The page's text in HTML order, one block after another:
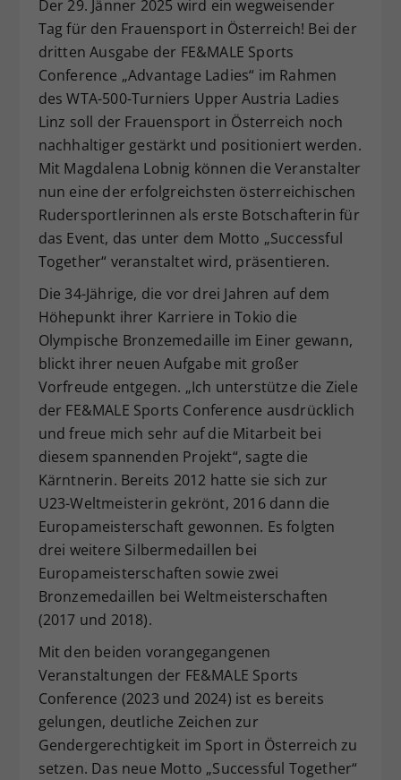
Der 29. Jänner 2025 wird ein wegweisender
Tag für den Frauensport in Österreich! Bei der
dritten Ausgabe der FE&MALE Sports
Conference „Advantage Ladies“ im Rahmen
des WTA-500-Turniers Upper Austria Ladies
Linz soll der Frauensport in Österreich noch
nachhaltiger gestärkt und positioniert werden.
Mit Magdalena Lobnig können die Veranstalter
nun eine der erfolgreichsten österreichischen
Rudersportlerinnen als erste Botschafterin für
das Event, das unter dem Motto „Successful
Together“ veranstaltet wird, präsentieren.
Die 34-Jährige, die vor drei Jahren auf dem
Höhepunkt ihrer Karriere in Tokio die
Olympische Bronzemedaille im Einer gewann,
blickt ihrer neuen Aufgabe mit großer
Vorfreude entgegen. „Ich unterstütze die Ziele
der FE&MALE Sports Conference ausdrücklich
und freue mich sehr auf die Mitarbeit bei
diesem spannenden Projekt“, sagte die
Kärntnerin. Bereits 2012 hatte sie sich zur
U23-Weltmeisterin gekrönt, 2016 dann die
Europameisterschaft gewonnen. Es folgten
drei weitere Silbermedaillen bei
Europameisterschaften sowie zwei
Bronzemedaillen bei Weltmeisterschaften
(2017 und 2018).
Mit den beiden vorangegangenen
Veranstaltungen der FE&MALE Sports
Conference (2023 und 2024) ist es bereits
gelungen, deutliche Zeichen zur
Gendergerechtigkeit im Sport in Österreich zu
setzen. Das neue Motto „Successful Together“
Zweck
Dieser Wert speichert Ihre Consent-
Einstellungen. Unter anderem eine
zufällig generierte ID, für die
historische Speicherung Ihrer
vorgenommen Einstellungen, falls der
Webseiten-Betreiber dies eingestellt
hat.